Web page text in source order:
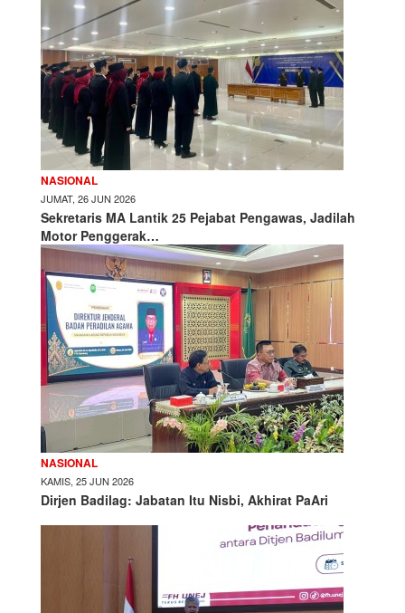
NASIONAL
JUMAT, 26 JUN 2026
Sekretaris MA Lantik 25 Pejabat Pengawas, Jadilah
Motor Penggerak…
NASIONAL
KAMIS, 25 JUN 2026
Dirjen Badilag: Jabatan Itu Nisbi, Akhirat PaAri